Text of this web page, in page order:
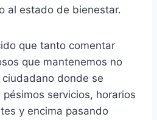
al estado de bienestar.
que tanto comentar
que mantenemos no
donde se
servicios, horarios
y encima pasando